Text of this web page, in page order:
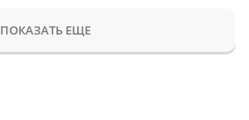
ПОКАЗАТЬ ЕЩЕ